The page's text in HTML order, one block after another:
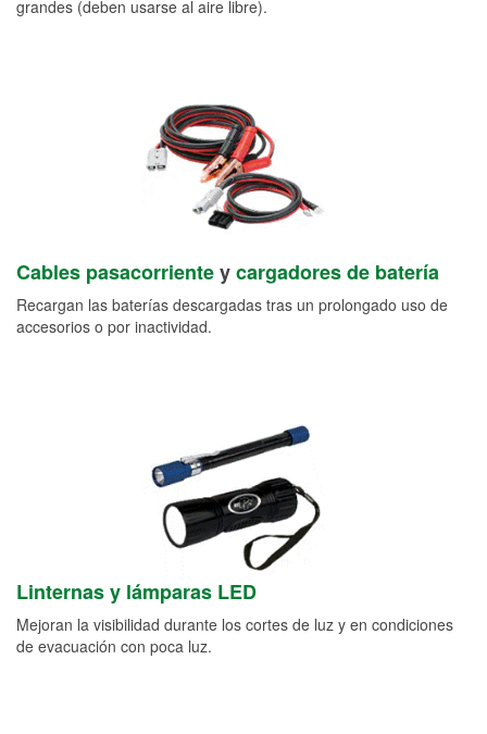
grandes (deben usarse al aire libre).
Cables pasacorrienteycargadores de batería
Recargan las baterías descargadas tras un prolongado uso de
accesorios o por inactividad.
Linternas y lámparas LED
Mejoran la visibilidad durante los cortes de luz y en condiciones
de evacuación con poca luz.